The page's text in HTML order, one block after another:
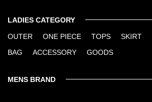
LADIES CATEGORY
OUTER ONE PIECE TOPS SKIRT
BAG ACCESSORY GOODS
MENS BRAND